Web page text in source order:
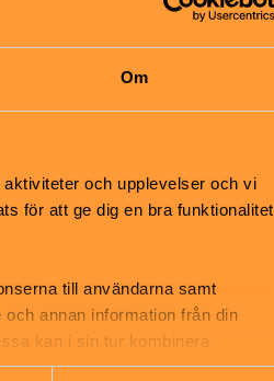
Om
och upplevelser och vi
för att ge dig en bra funktionalitet
till användarna samt
annan information från din
kan i sin tur kombinera
när du har använt deras tjänster.
och den
varav en
även en större
det finns till